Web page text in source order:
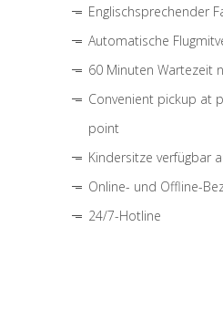
Englischsprechender
Automatische
60 Minuten Wartezeit
Convenient pickup at
point
Kindersitze verfügbar
Online- und Offline-
24/7-Hotline